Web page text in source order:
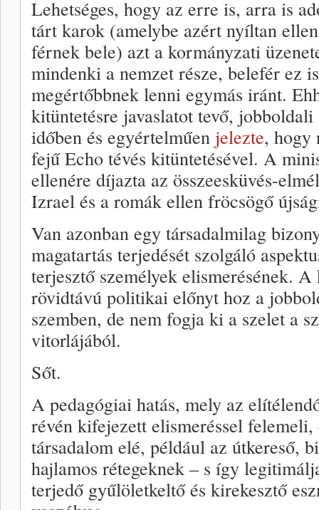
Lehetséges, hogy az erre is, arra is
tárt karok (amelybe azért nyíltan
férnek bele) azt a kormányzati
mindenki a nemzet része, belefér ez
megértőbbnek lenni egymás iránt.
kitüntetésre javaslatot tevő,
időben és egyértelműen jelezte, hogy
fejű Echo tévés kitüntetésével. A
ellenére díjazta az összeesküvés-
Izrael és a romák ellen fröcsögő
Van azonban egy társadalmilag
magatartás terjedését szolgáló
terjesztő személyek elismerésének.
rövidtávú politikai előnyt hoz a
szemben, de nem fogja ki a szelet a
vitorlájából.
Sőt.
A pedagógiai hatás, mely az
révén kifejezett elismeréssel
társadalom elé, például az útkereső,
hajlamos rétegeknek – s így
terjedő gyűlöletkeltő és kirekesztő